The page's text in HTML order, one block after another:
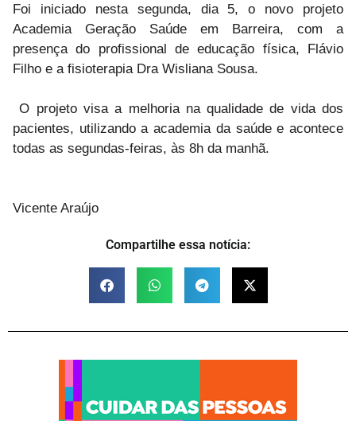
Foi iniciado nesta segunda, dia 5, o novo projeto
Academia Geração Saúde em Barreira, com a
presença do profissional de educação física, Flávio
Filho e a fisioterapia Dra Wisliana Sousa.
O projeto visa a melhoria na qualidade de vida dos
pacientes, utilizando a academia da saúde e acontece
todas as segundas-feiras, às 8h da manhã.
Vicente Araújo
Compartilhe essa notícia: